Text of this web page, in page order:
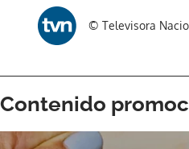
© Televisora